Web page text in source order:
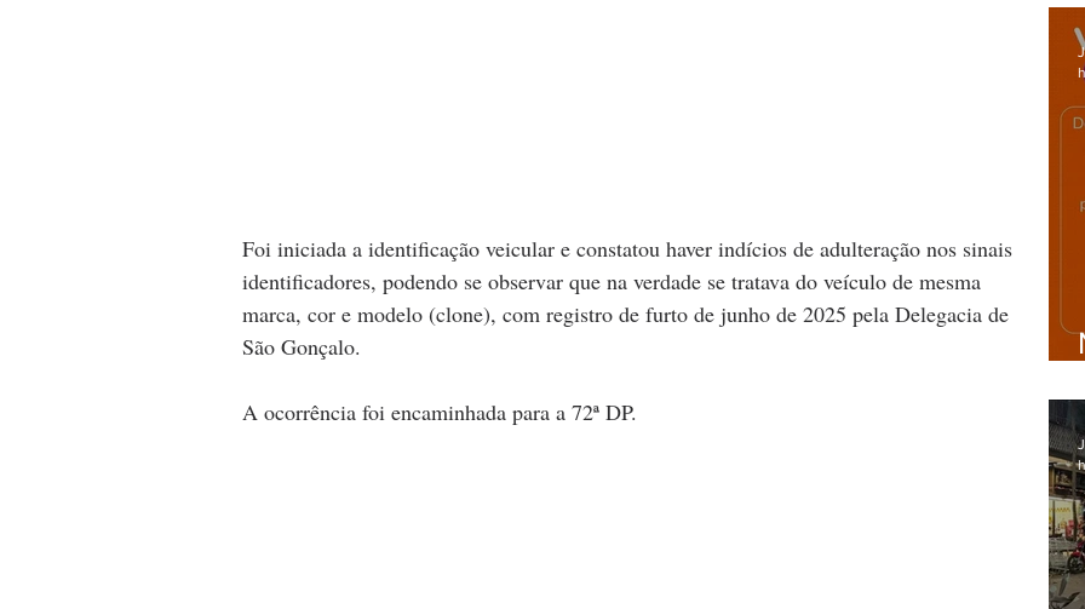
Foi iniciada a identificação veicular e constatou haver indícios de adulteração nos sinais
identificadores, podendo se observar que na verdade se tratava do veículo de mesma
marca, cor e modelo (clone), com registro de furto de junho de 2025 pela Delegacia de
São Gonçalo.
A ocorrência foi encaminhada para a 72ª DP.